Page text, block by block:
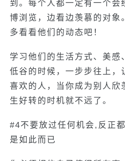
到。每个人都一定有一个会
博浏览，边看边羡慕的对象
多看看他们的动态吧！
学习他们的生活方式、美感
低谷的时候，一步步往上，
喜欢的人，当你成为别人欣
生好转的时机就不远了。
#4不要放过任何机会,反正
是如此而已